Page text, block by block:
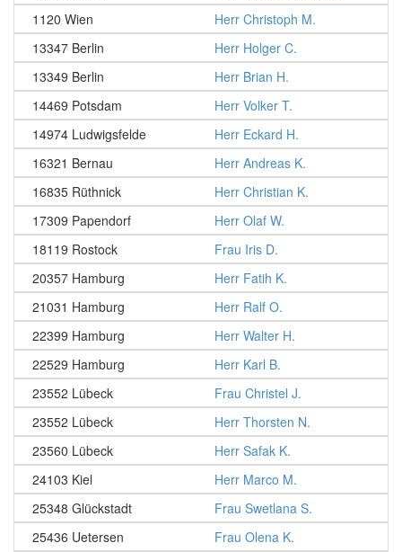
1120 Wien
Herr Christoph M.
13347 Berlin
Herr Holger C.
13349 Berlin
Herr Brian H.
14469 Potsdam
Herr Volker T.
14974 Ludwigsfelde
Herr Eckard H.
16321 Bernau
Herr Andreas K.
16835 Rüthnick
Herr Christian K.
17309 Papendorf
Herr Olaf W.
18119 Rostock
Frau Iris D.
20357 Hamburg
Herr Fatih K.
21031 Hamburg
Herr Ralf O.
22399 Hamburg
Herr Walter H.
22529 Hamburg
Herr Karl B.
23552 Lübeck
Frau Christel J.
23552 Lübeck
Herr Thorsten N.
23560 Lübeck
Herr Safak K.
24103 Kiel
Herr Marco M.
25348 Glückstadt
Frau Swetlana S.
25436 Uetersen
Frau Olena K.